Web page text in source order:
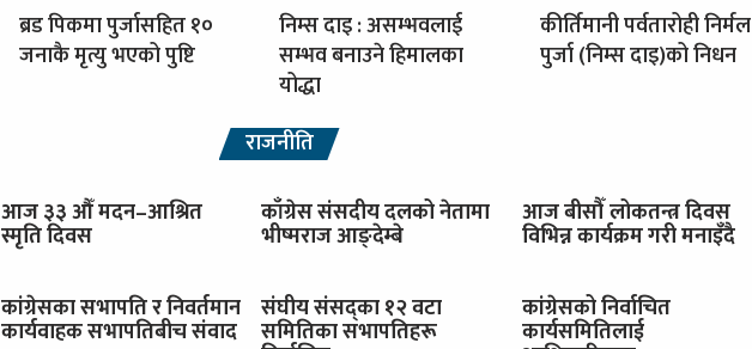
ब्रड पिकमा पुर्जासहित १०
जनाकै मृत्यु भएको पुष्टि
निम्स दाइ : असम्भवलाई
सम्भव बनाउने हिमालका
योद्धा
कीर्तिमानी पर्वतारोही निर्मल
पुर्जा (निम्स दाइ)को निधन
राजनीति
आज ३३ औँ मदन–आश्रित
स्मृति दिवस
काँग्रेस संसदीय दलको नेतामा
भीष्मराज आङ्देम्बे
आज बीसौँ लोकतन्त्र दिवस
विभिन्न कार्यक्रम गरी मनाइँदै
कांग्रेसका सभापति र निवर्तमान
कार्यवाहक सभापतिबीच संवाद
संघीय संसद्का १२ वटा
समितिका सभापतिहरू
कांग्रेसको निर्वाचित
कार्यसमितिलाई